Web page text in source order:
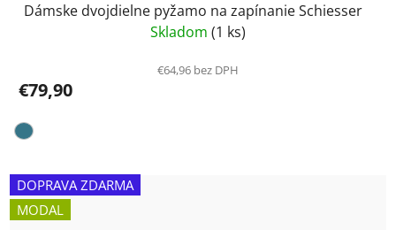
Dámske dvojdielne pyžamo na zapínanie Schiesser
Skladom (1 ks)
€64,96 bez DPH
€79,90
DOPRAVA ZDARMA
MODAL